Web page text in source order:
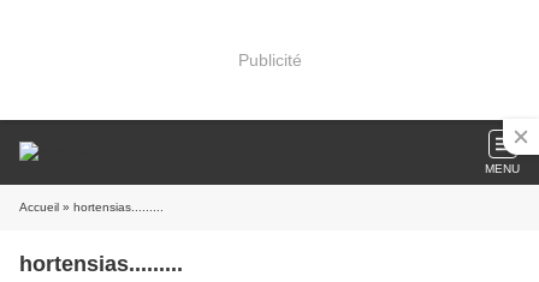
Publicité
MENU
Accueil » hortensias.........
hortensias.........